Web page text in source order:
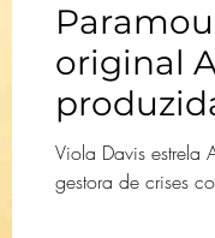
original
Viola Davis estrela
gestora de crises